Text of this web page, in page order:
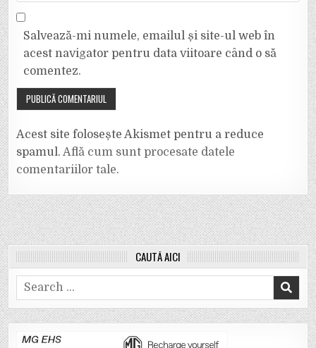
Salvează-mi numele, emailul și site-ul web în
acest navigator pentru data viitoare când o să
comentez.
Acest site folosește Akismet pentru a reduce
spamul. Află cum sunt procesate datele
comentariilor tale.
CAUTĂ AICI
Search
for: